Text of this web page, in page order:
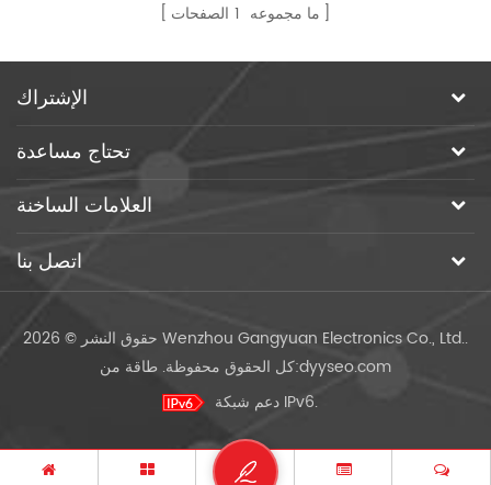
ما مجموعه 1 الصفحات
الإشتراك
تحتاج مساعدة
العلامات الساخنة
اتصل بنا
حقوق النشر © 2026 Wenzhou Gangyuan Electronics Co., Ltd..
كل الحقوق محفوظة.طاقة من:dyyseo.com
دعم شبكة IPv6.